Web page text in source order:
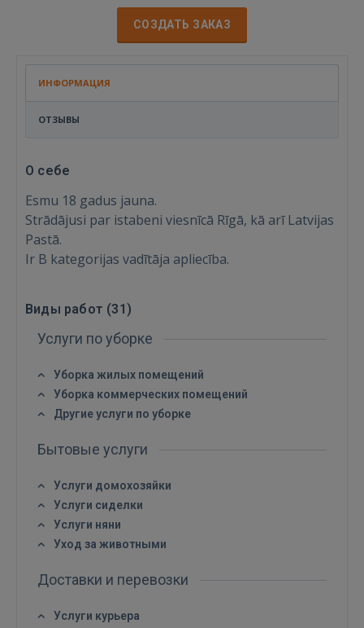
Войти
СОЗДАТЬ ЗАКАЗ
ИНФОРМАЦИЯ
ОТЗЫВЫ
О себе
Esmu 18 gadus jauna.
Strādājusi par istabeni viesnīcā Rīgā, kā arī Latvijas
Pastā.
Ir B kategorijas vadītāja apliecība.
Виды работ (31)
Услуги по уборке
Уборка жилых помещений
Уборка коммерческих помещений
Другие услуги по уборке
Бытовые услуги
Услуги домохозяйки
Услуги сиделки
Услуги няни
Уход за животными
Доставки и перевозки
Услуги курьера